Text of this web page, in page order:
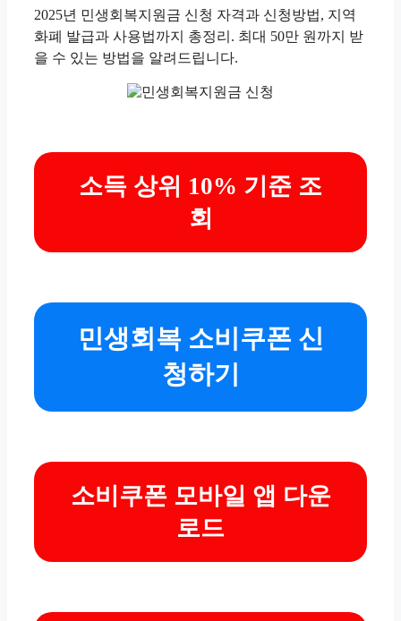
2025년 민생회복지원금 신청 자격과 신청방법, 지역
화폐 발급과 사용법까지 총정리. 최대 50만 원까지 받
을 수 있는 방법을 알려드립니다.
소득 상위 10% 기준 조
회
민생회복 소비쿠폰 신
청하기
소비쿠폰 모바일 앱 다운
로드